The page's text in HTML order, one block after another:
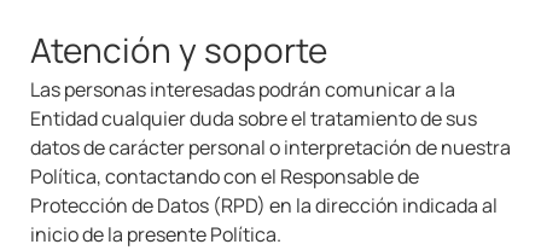
Atención y soporte
Las personas interesadas podrán comunicar a la
Entidad cualquier duda sobre el tratamiento de sus
datos de carácter personal o interpretación de nuestra
Política, contactando con el Responsable de
Protección de Datos (RPD) en la dirección indicada al
inicio de la presente Política.